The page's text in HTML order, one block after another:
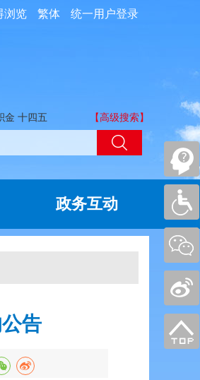
统一用户登录
繁体
浏览
金 十四五 【高级搜索】
政务互动
告